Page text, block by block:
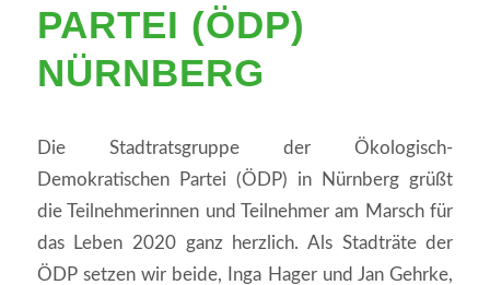
ARTEI (ÖDP) N
ÜRNBERG
Die Stadtratsgruppe der Ökologisch-
Demokratischen Partei (ÖDP) in Nürnberg grüßt
die Teilnehmerinnen und Teilnehmer am Marsch für
das Leben 2020 ganz herzlich. Als Stadträte der
ÖDP setzen wir beide, Inga Hager und Jan Gehrke,